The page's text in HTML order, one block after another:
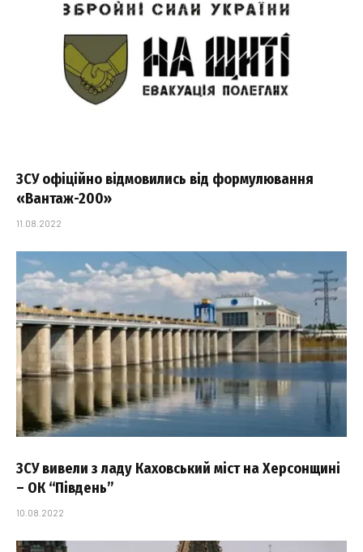
ЗСУ офіційно відмовились від формулювання
«Вантаж-200»
11.08.2022
ЗСУ вивели з ладу Каховський міст на Херсонщині
– ОК “Південь”
10.08.2022